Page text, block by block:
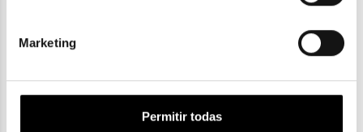
Marketing
Permitir todas
CLICK & COLLECT